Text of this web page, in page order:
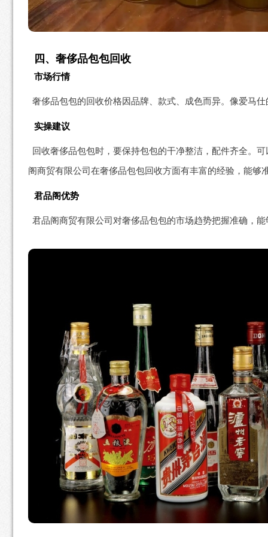
四、奢侈品包包回收
市场行情
奢侈品包包的回收价格因品牌、款式、成色而异。像爱马
实操建议
回收奢侈品包包时，要保持包包的干净整洁，配件齐全。
阁商贸有限公司在奢侈品包包回收方面有丰富的经验，能够
君品阁优势
君品阁商贸有限公司对奢侈品包包的市场趋势把握准确，